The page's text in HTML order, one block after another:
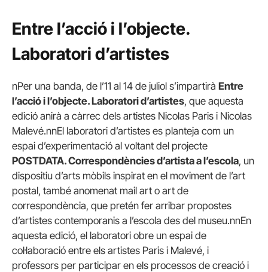
Entre l’acció i l’objecte.
Laboratori d’artistes
nPer una banda, de l’11 al 14 de juliol s’impartirà Entre
l’acció i l’objecte. Laboratori d’artistes, que aquesta
edició anirà a càrrec dels artistes Nicolas Paris i Nicolas
Malevé.nnEl laboratori d’artistes es planteja com un
espai d’experimentació al voltant del projecte
POSTDATA. Correspondències d’artista a l’escola, un
dispositiu d’arts mòbils inspirat en el moviment de l’art
postal, també anomenat mail art o art de
correspondència, que pretén fer arribar propostes
d’artistes contemporanis a l’escola des del museu.nnEn
aquesta edició, el laboratori obre un espai de
col·laboració entre els artistes Paris i Malevé, i
professors per participar en els processos de creació i